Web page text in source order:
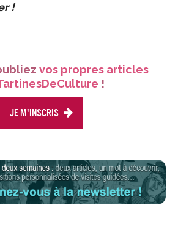
!
vos propres articles
!
Je m'inscris